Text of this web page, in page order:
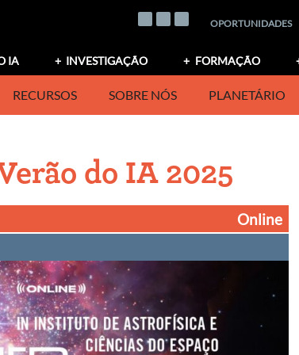
OPORTUNIDADES
IA INVESTIGAÇÃO FORMAÇÃO
RECURSOS SOBRE NÓS PLANETÁRIO
do IA 2025
Online